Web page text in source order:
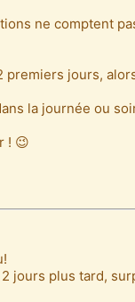
ne comptent
premiers jours,
la journée ou
! 😉
jours plus tard,